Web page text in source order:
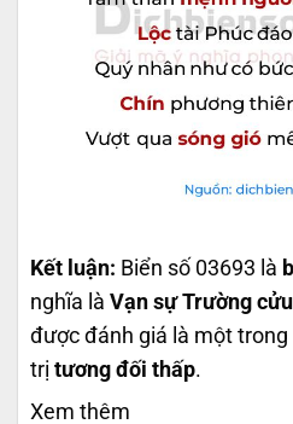
Kết luận: Biển số 03693 là
nghĩa là Vạn sự Trường
được đánh giá là một
trị tương đối thấp.
Xem thêm